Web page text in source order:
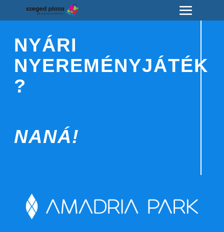
NYÁRI
NYEREMÉNYJÁTÉK
?
NANÁ!